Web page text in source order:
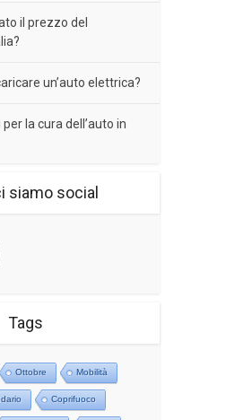
il prezzo del
un’auto elettrica?
la cura dell’auto in
siamo social
Tags
Ottobre Mobilità
Coprifuoco